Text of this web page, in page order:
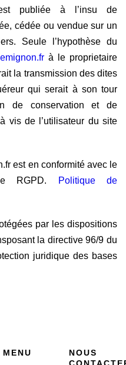
publiée à l’insu de
cédée ou vendue sur un
Seule l’hypothèse du
à le proprietaire
la transmission des dites
qui serait à son tour
de conservation et de
vis de l’utilisateur du site
est en conformité avec le
RGPD.
Politique de
par les dispositions
la directive 96/9 du
juridique des bases
MENU
NOUS